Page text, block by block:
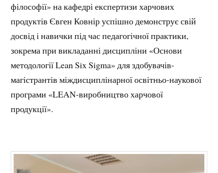
філософії» на кафедрі експертизи харчових
продуктів Євген Ковнір успішно демонструє свій
досвід і навички під час педагогічної практики,
зокрема при викладанні дисципліни «Основи
методології Lean Six Sigma» для здобувачів-
магістрантів міждисциплінарної освітньо-наукової
програми «LEAN-виробництво харчової
продукції».